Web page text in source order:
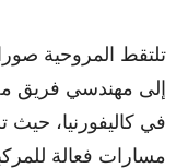
تلتقط المروحية
في كاليفورنيا،